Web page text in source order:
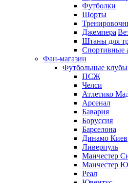
Футболки
Шорты
Штаны для
Спортивные
Фан-магазин
Футбольные клубы
ПСЖ
Челси
Атлетико
Арсенал
Бавария
Боруссия
Барселона
Динамо Киев
Ливерпуль
Манчестер
Манчестер
Реал